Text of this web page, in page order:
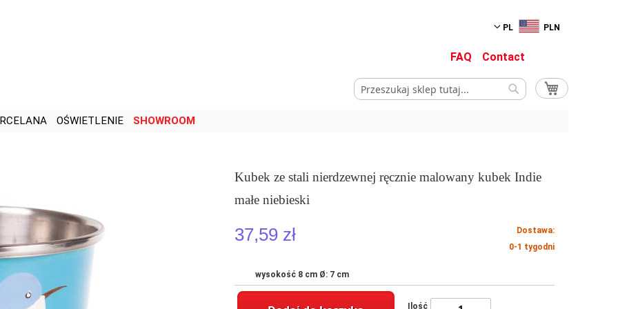
PL PLN
FAQ Contact
Mój koszyk
OŚWIETLENIE SHOWROOM
Kubek ze stali nierdzewnej ręcznie malowany kubek Indie
małe niebieski
37,59 zł
Dostawa:
0-1 tygodni
wysokość 8 cm Ø: 7 cm
Ilość